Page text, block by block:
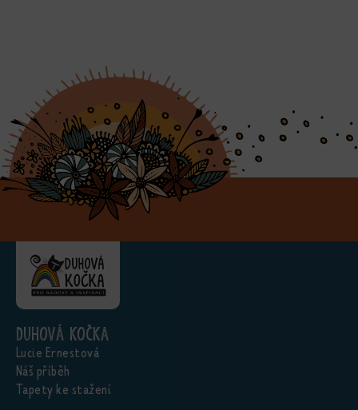
Duhová kočka
Lucie Ernestová
Náš příběh
Tapety ke stažení